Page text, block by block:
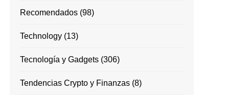
Recomendados (98)
Technology (13)
Tecnología y Gadgets (306)
Tendencias Crypto y Finanzas (8)